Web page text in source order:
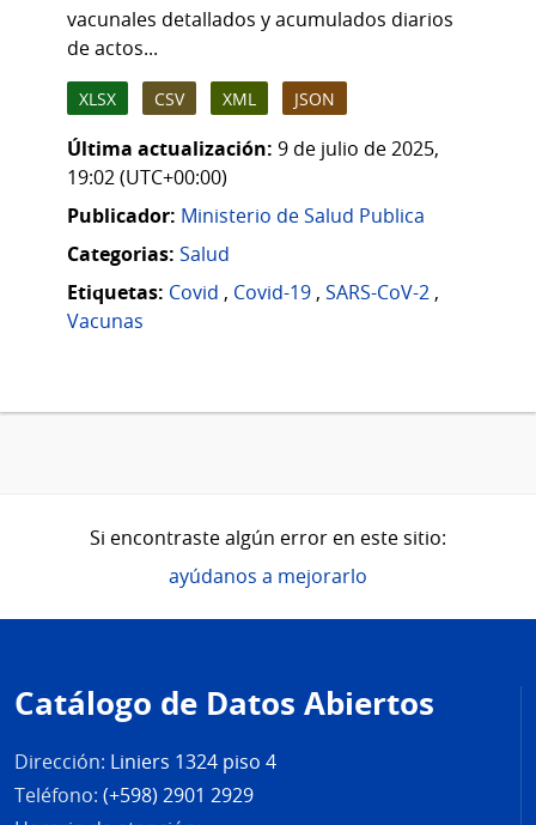
vacunales detallados y acumulados diarios
de actos...
XLSX CSV XML JSON
Última actualización: 9 de julio de 2025,
19:02 (UTC+00:00)
Publicador: Ministerio de Salud Publica
Categorias: Salud
Etiquetas: Covid , Covid-19 , SARS-CoV-2 ,
Vacunas
Si encontraste algún error en este sitio:
ayúdanos a mejorarlo
de
página
Catálogo de Datos Abiertos
Dirección: Liniers 1324 piso 4
Teléfono: (+598) 2901 2929